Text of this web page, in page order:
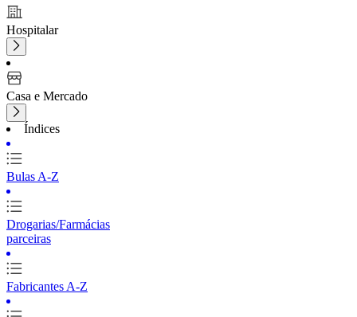
Hospitalar
Casa e Mercado
Índices
Bulas A-Z
Drogarias/Farmácias
parceiras
Fabricantes A-Z